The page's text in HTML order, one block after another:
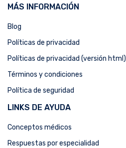
MÁS INFORMACIÓN
Blog
Políticas de privacidad
Políticas de privacidad (versión html)
Términos y condiciones
Política de seguridad
LINKS DE AYUDA
Conceptos médicos
Respuestas por especialidad